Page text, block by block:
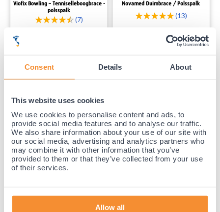
Consent Details About
This website uses cookies
We use cookies to personalise content and ads, to
provide social media features and to analyse our traffic.
We also share information about your use of our site with
our social media, advertising and analytics partners who
may combine it with other information that you’ve
provided to them or that they’ve collected from your use
of their services.
Allow all
Viofix Bowling – Tenniselleboogbrace -
polsspalk
(7)
34,99
Voor 23:59 besteld,
Novamed Duimbrace / Polsspalk
(13)
44,99
Voor 23:59 besteld,
Nr.1 in Benelux en Duitsland!
Gratis verzending vanaf €50,-
Voor 21:30 besteld, morgen thuis!
Gratis retourneren en 14 dagen uitproberen!
Achteraf betalen mogelijk! Nergens goedkoper!